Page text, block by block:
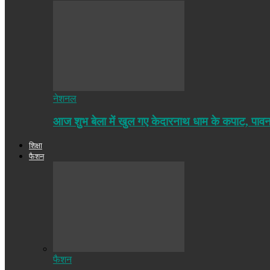
नेशनल
आज शुभ बेला में खुल गए केदारनाथ धाम के कपाट,
शिक्षा
फैशन
फैशन